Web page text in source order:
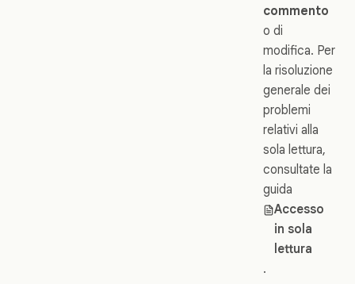
commento
o di
modifica. Per
la risoluzione
generale dei
problemi
relativi alla
sola lettura,
consultate la
guida
Accesso
in sola
lettura
.